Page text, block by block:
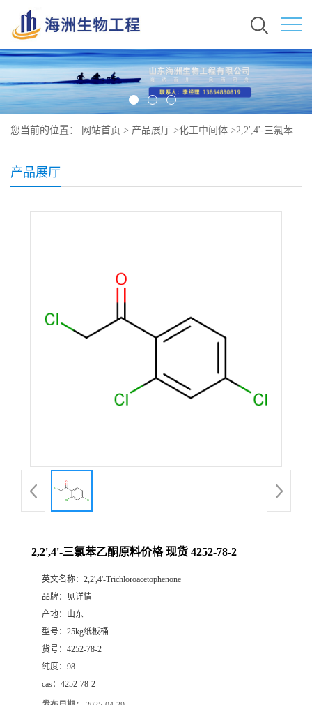
您当前的位置： 网站首页 > 产品展厅 >化工中间体 >2,2',4'-三氯苯
产品展厅
2,2',4'-三氯苯乙酮原料价格 现货 4252-78-2
英文名称： 2,2',4'-Trichloroacetophenone
品牌：
见详情
产地： 山东
型号： 25kg纸板桶
货号： 4252-78-2
纯度： 98
cas： 4252-78-2